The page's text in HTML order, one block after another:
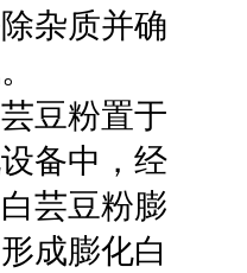
杂质并确
豆粉置于
备中，经
芸豆粉膨
成膨化白